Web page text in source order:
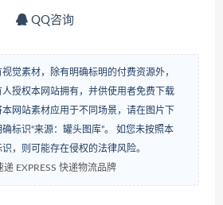
QQ咨询
觉素材，除有明确标明的付费资源外，
授权本网站拥有，并供使用者免费下载
网站素材应用于不同场景，请在图片下
标识“来源：罐头图库”。 如您未按照本
，则可能存在侵权的法律风险。
递 EXPRESS 快递物流品牌